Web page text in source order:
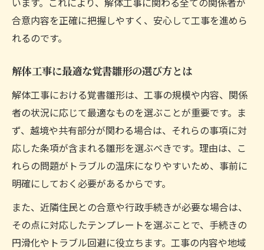
合意内容を正確に把握しやすく、安心して工事を進めら
れるのです。
解体工事に最適な覚書雛形の選び方とは
解体工事における覚書雛形は、工事の規模や内容、関係
者の状況に応じて最適なものを選ぶことが重要です。ま
ず、越境や共有部分が関わる場合は、それらの事項に対
応した条項が含まれる雛形を選ぶべきです。理由は、こ
れらの問題がトラブルの温床になりやすいため、事前に
明確にしておく必要があるからです。
また、近隣住民との合意や行政手続きが必要な場合は、
その点に対応したテンプレートを選ぶことで、手続きの
円滑化やトラブル回避に役立ちます。工事の内容や地域